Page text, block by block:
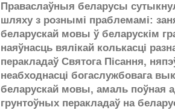
Праваслаўныя беларусы
шляху з рознымі праблемамі:
беларускай мовы ў беларускім
наяўнасць вялікай колькасці
перакладаў Святога Пісання,
неабходнасці богаслужбовага
беларускай мовы, амаль поўная
грунтоўных перакладаў на